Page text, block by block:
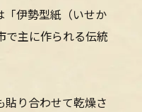
「伊勢型紙（いせか
で主に作られる伝統
貼り合わせて乾燥さ